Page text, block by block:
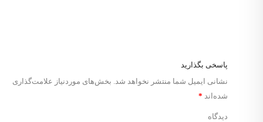
پاسخی بگذارید
نشانی ایمیل شما منتشر نخواهد شد. بخش‌های موردنیاز علامت‌گذاری
شده‌اند *
دیدگاه